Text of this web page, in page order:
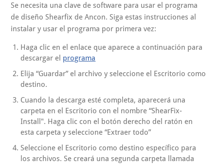
Se necesita una clave de software para usar el programa
de diseño Shearfix de Ancon. Siga estas instrucciones al
instalar y usar el programa por primera vez:
Haga clic en el enlace que aparece a continuación para
descargar el programa
Elija “Guardar” el archivo y seleccione el Escritorio como
destino.
Cuando la descarga esté completa, aparecerá una
carpeta en el Escritorio con el nombre “ShearFix-
Install". Haga clic con el botón derecho del ratón en
esta carpeta y seleccione “Extraer todo”
Seleccione el Escritorio como destino específico para
los archivos. Se creará una segunda carpeta llamada